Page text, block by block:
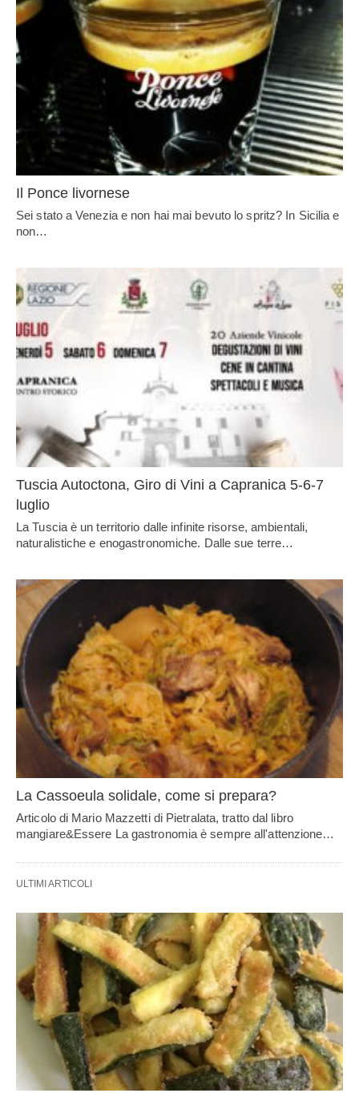
Il Ponce livornese
Sei stato a Venezia e non hai mai bevuto lo spritz? In Sicilia e
non…
Tuscia Autoctona, Giro di Vini a Capranica 5-6-7
luglio
La Tuscia è un territorio dalle infinite risorse, ambientali,
naturalistiche e enogastronomiche. Dalle sue terre…
La Cassoeula solidale, come si prepara?
Articolo di Mario Mazzetti di Pietralata, tratto dal libro
mangiare&Essere La gastronomia è sempre all'attenzione…
ULTIMI ARTICOLI